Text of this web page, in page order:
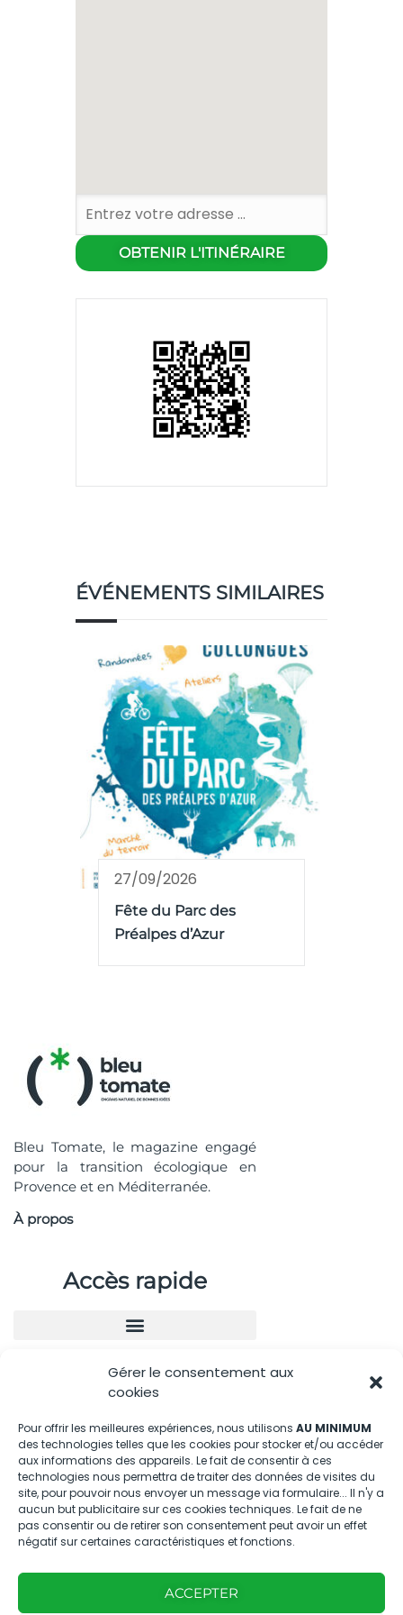
Gérer le consentement aux
cookies
Pour offrir les meilleures expériences, nous utilisons AU MINIMUM
des technologies telles que les cookies pour stocker et/ou accéder
aux informations des appareils. Le fait de consentir à ces
technologies nous permettra de traiter des données de visites du
site, pour pouvoir nous envoyer un message via formulaire... Il n'y a
aucun but publicitaire sur ces cookies techniques. Le fait de ne
pas consentir ou de retirer son consentement peut avoir un effet
négatif sur certaines caractéristiques et fonctions.
ACCEPTER
ÉVÉNEMENTS SIMILAIRES
27/09/2026
Fête du Parc des
Préalpes d’Azur
Bleu Tomate, le magazine engagé
pour la transition écologique en
Provence et en Méditerranée.
À propos
Accès rapide
Nous contacter
04.88.08.75.28
contactBT@bleu-tomate.fr
Kit média
Kit média Bleu Tomate
Nous suivre